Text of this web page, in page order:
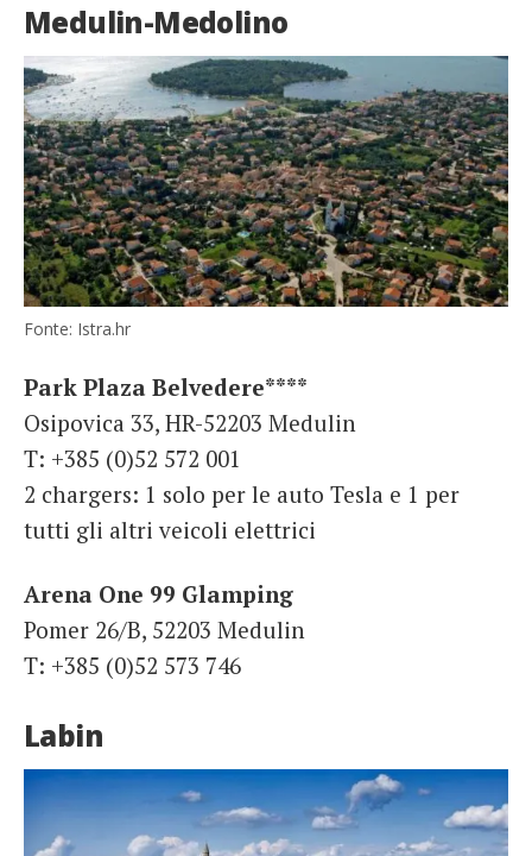
Medulin-Medolino
Fonte: Istra.hr
Park Plaza Belvedere****
Osipovica 33, HR-52203 Medulin
T: +385 (0)52 572 001
2 chargers: 1 solo per le auto Tesla e 1 per
tutti gli altri veicoli elettrici
Arena One 99 Glamping
Pomer 26/B, 52203 Medulin
T: +385 (0)52 573 746
Labin